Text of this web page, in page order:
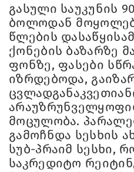
გასული საუკუნის
ბოლოდან
წლების
ქონების ბაზარზე
ფონზე, ფასები
იზრდებოდა,
მოცულობა.
გამოჩნდა სესხის
სუბ-პრაიმ სესხი,
საკრედიტო